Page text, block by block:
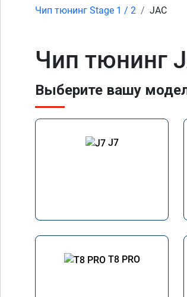
Чип тюнинг Stage 1 / 2 JAC
Чип тюнинг
Выберите вашу
J7
T8 PRO